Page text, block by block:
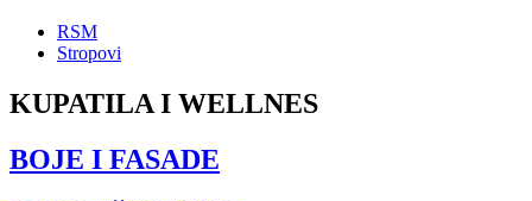
RSM
Stropovi
KUPATILA I WELLNES
BOJE I FASADE